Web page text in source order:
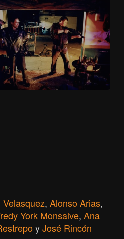
, Alonso Arias,
York Monsalve, Ana
yJosé Rincón